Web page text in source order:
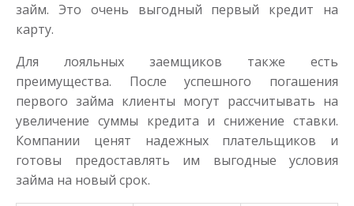
займ. Это очень выгодный первый кредит на
карту.
Для лояльных заемщиков также есть
преимущества. После успешного погашения
первого займа клиенты могут рассчитывать на
увеличение суммы кредита и снижение ставки.
Компании ценят надежных плательщиков и
готовы предоставлять им выгодные условия
займа на новый срок.